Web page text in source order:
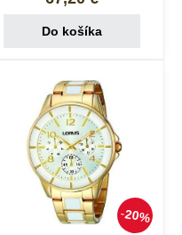
Do košíka
20%